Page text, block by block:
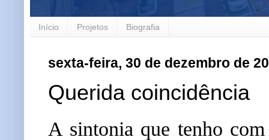
Início Projetos Biografia
sexta-feira, 30 de dezembro de
Querida coincidência
A sintonia que tenho